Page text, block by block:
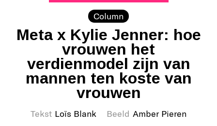
Column
Meta x Kylie Jenner: hoe
vrouwen het
verdienmodel zijn van
mannen ten koste van
vrouwen
Tekst Loïs Blank Beeld Amber Pieren